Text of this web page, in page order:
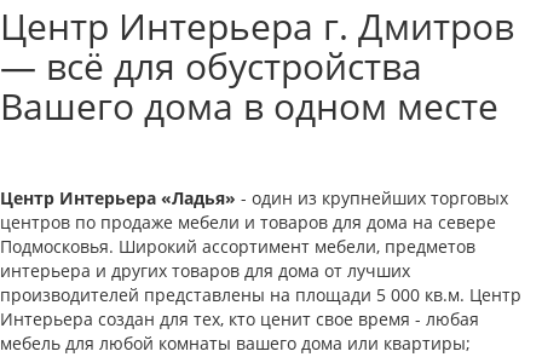
Центр Интерьера г. Дмитров
— всё для обустройства
Вашего дома в одном месте
Центр Интерьера «Ладья» - один из крупнейших торговых
центров по продаже мебели и товаров для дома на севере
Подмосковья. Широкий ассортимент мебели, предметов
интерьера и других товаров для дома от лучших
производителей представлены на площади 5 000 кв.м. Центр
Интерьера создан для тех, кто ценит свое время - любая
мебель для любой комнаты вашего дома или квартиры;